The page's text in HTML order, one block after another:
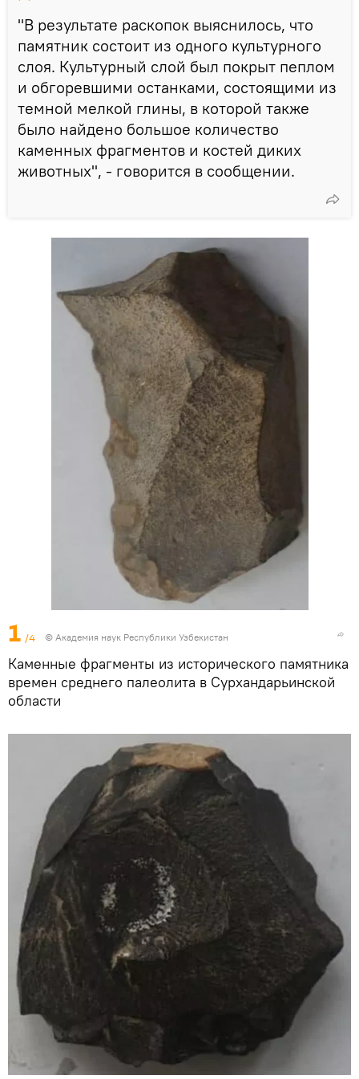
"В результате раскопок выяснилось, что
памятник состоит из одного культурного
слоя. Культурный слой был покрыт пеплом
и обгоревшими останками, состоящими из
темной мелкой глины, в которой также
было найдено большое количество
каменных фрагментов и костей диких
животных", - говорится в сообщении.
1 /4 © Академия наук Республики Узбекистан
Каменные фрагменты из исторического памятника
времен среднего палеолита в Сурхандарьинской
области